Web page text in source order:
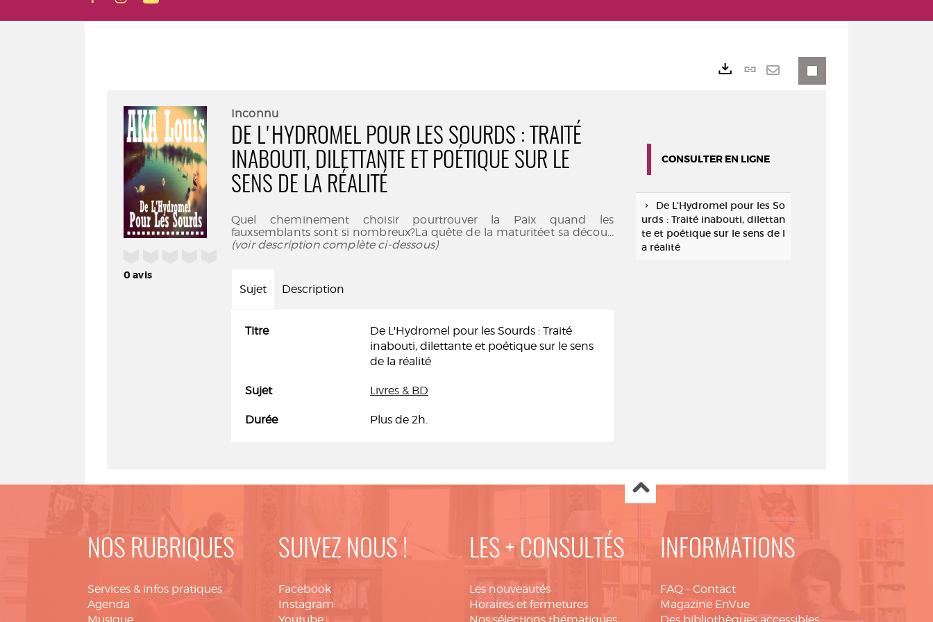
0avis
Inconnu
DE L'HYDROMEL POUR LES SOURDS : TRAITÉ
INABOUTI, DILETTANTE ET POÉTIQUE SUR LE
SENS DE LA RÉALITÉ
Quel cheminement choisir pourtrouver la Paix quand les
fauxsemblants sont si nombreux?La quête de la maturitéet sa décou...
(voir description complète ci-dessous)
Sujet Description
Titre
De L'Hydromel pour les Sourds : Traité
inabouti, dilettante et poétique sur le sens
de la réalité
Sujet Livres & BD
Durée Plus de 2h.
Lien
CONSULTER EN LIGNE
De L'Hydromel pour les So
urds : Traité inabouti, dilettan
te et poétique sur le sens de l
a réalité
NOS RUBRIQUES
Services & infos pratiques
Agenda
SUIVEZ NOUS !
Facebook
Instagram
LES + CONSULTÉS
Les nouveautés
Horaires et fermetures
INFORMATIONS
FAQ - Contact
Magazine EnVue